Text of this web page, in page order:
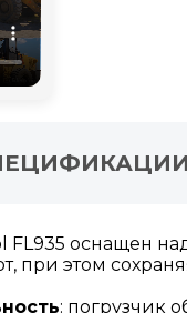
FL935 оснащен
при этом
: погрузчик